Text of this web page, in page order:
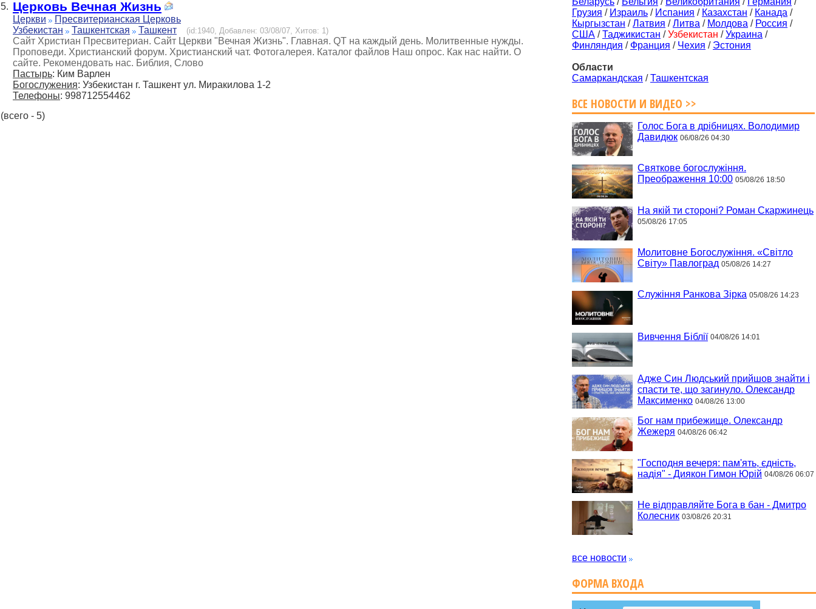
5. Церковь Вечная Жизнь
Церкви
Пресвитерианская Церковь
Узбекистан
Ташкентская Ташкент (id:1940, Добавлен: 03/08/07, Хитов: 1)
Сайт Христиан Пресвитериан. Сайт Церкви "Вечная Жизнь". Главная. QT на каждый день. Молитвенные нужды.
Проповеди. Христианский форум. Христианский чат. Фотогалерея. Каталог файлов Наш опрос. Как нас найти. О
сайте. Рекомендовать нас. Библия, Слово
Пастырь: Ким Варлен
Богослужения: Узбекистан г. Ташкент ул. Миракилова 1-2
Телефоны: 998712554462
(всего - 5)
Грузия / Израиль / Испания / Казахстан / Канада /
Кыргызстан /Латвия /Литва / Молдова / Россия /
США /Таджикистан /Узбекистан /Украина /
Финляндия / Франция / Чехия / Эстония
Области
Самаркандская /Ташкентская
ВСЕ НОВОСТИ И ВИДЕО >>
Голос Бога в дрібницях. Володимир
Давидюк 06/08/26 04:30
Святкове богослужіння.
Преображення 10:00 05/08/26 18:50
На якій ти стороні? Роман Скаржинець
05/08/26 17:05
Молитовне Богослужіння. «Світло
Світу» Павлоград 05/08/26 14:27
Служіння Ранкова Зірка 05/08/26 14:23
Вивчення Біблії 04/08/26 14:01
Адже Син Людський прийшов знайти і
спасти те, що загинуло. Олександр
Максименко 04/08/26 13:00
Бог нам прибежище. Олександр
Жежеря 04/08/26 06:42
"Господня вечеря: пам'ять, єдність,
надія" - Диякон Гимон Юрій 04/08/26 06:07
Не відправляйте Бога в бан - Дмитро
Колесник 03/08/26 20:31
все новости
ФОРМА ВХОДА